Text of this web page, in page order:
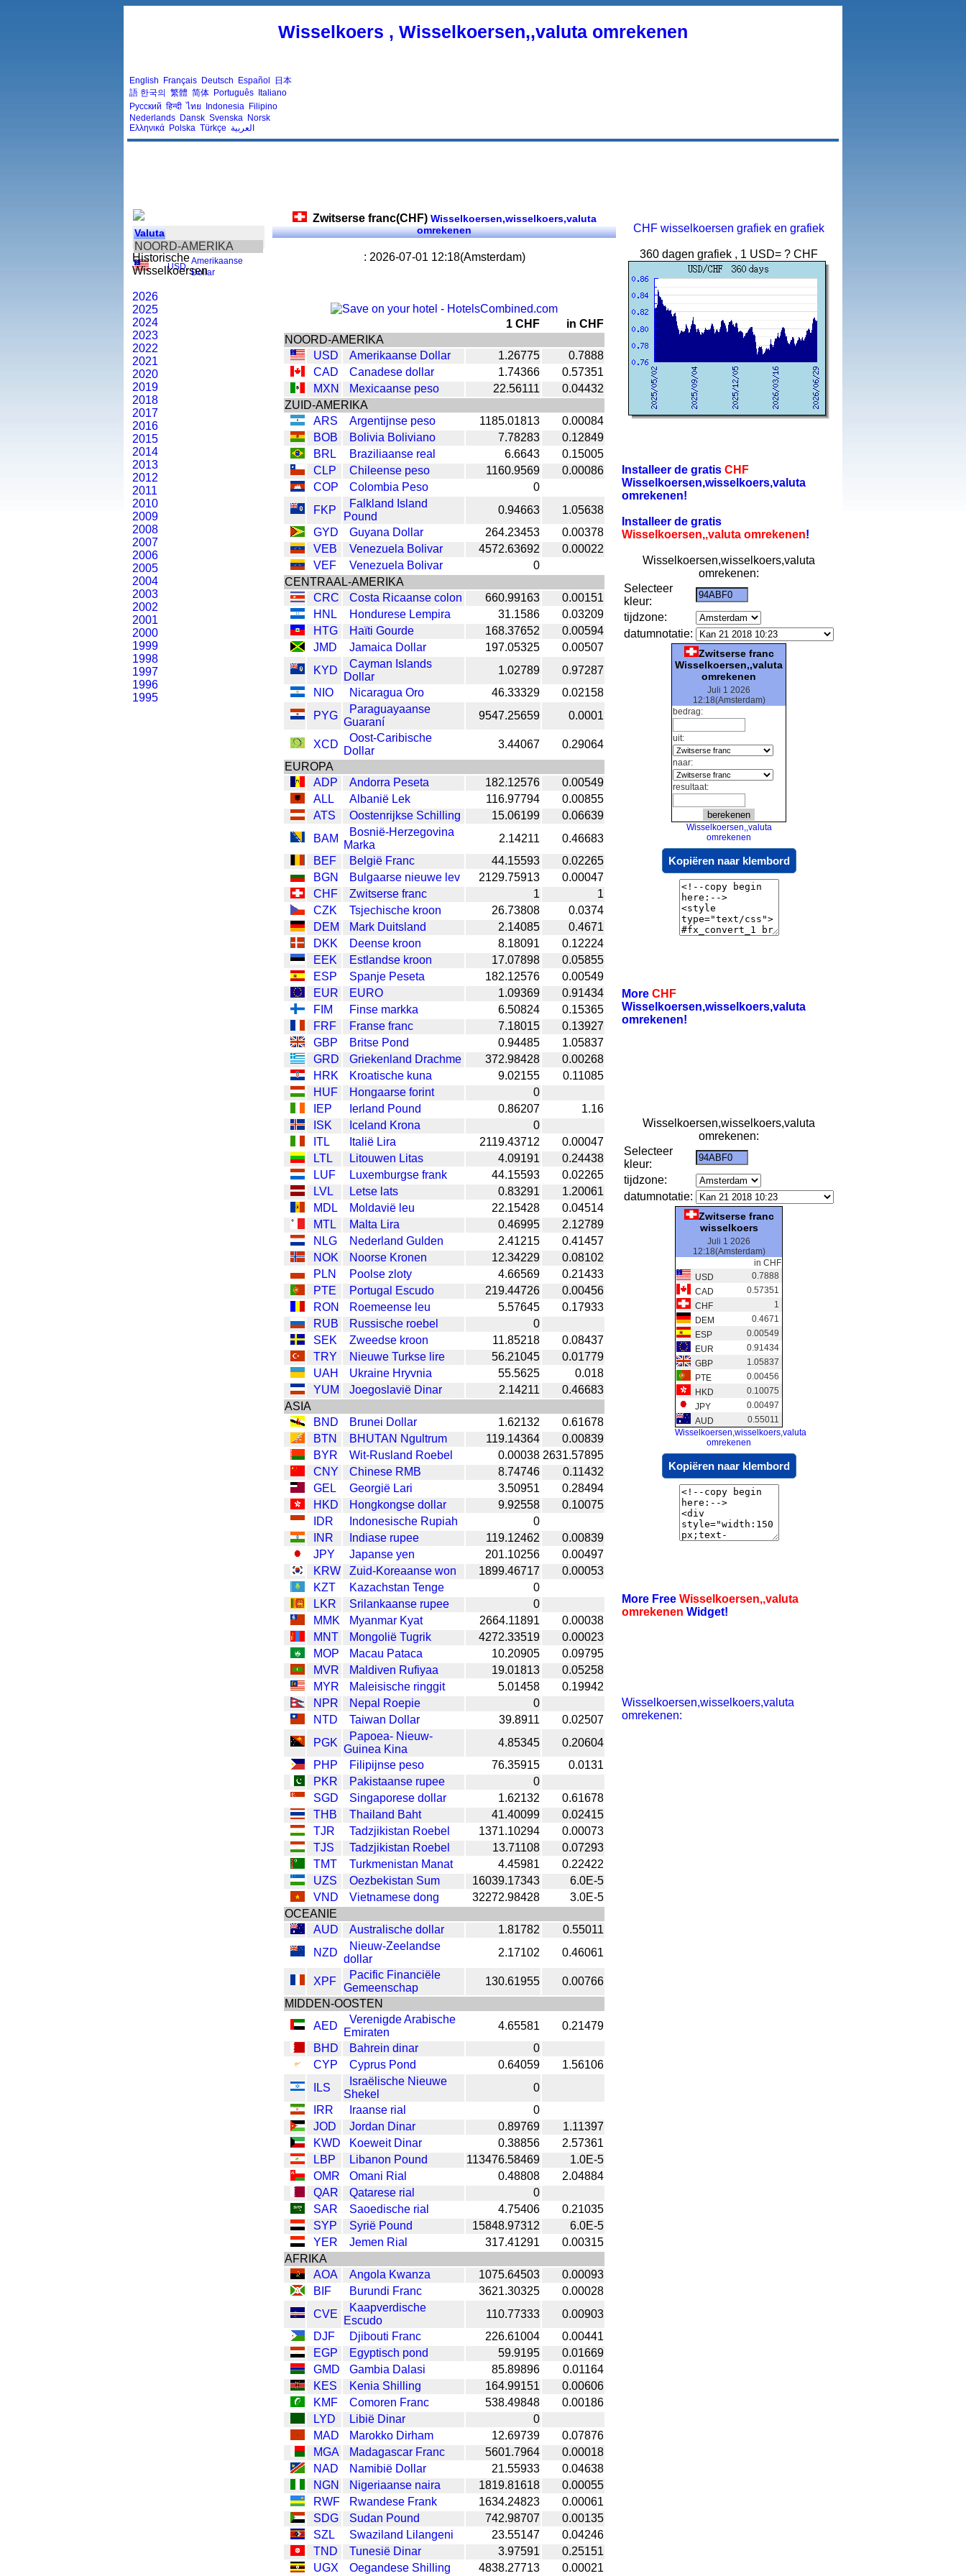
Wisselkoers , Wisselkoersen,,valuta omrekenen
English Français Deutsch Español
日本
語 한국의 繁體 简体 Português Italiano
Русский हिन्दी ไทย Indonesia Filipino
Nederlands Dansk Svenska Norsk
Ελληνικά Polska Türkçe العربية
Valuta
NOORD-AMERIKA
USD,
Amerikaanse
Dollar
Historische
Wisselkoersen
2026
2025
2024
2023
2022
2021
2020
2019
2018
2017
2016
2015
2014
2013
2012
2011
2010
2009
2008
2007
2006
2005
2004
2003
2002
2001
2000
1999
1998
1997
1996
1995
Zwitserse franc(CHF)Wisselkoersen,wisselkoers,valuta
omrekenen
: 2026-07-01 12:18(Amsterdam)
1 CHF
in CHF
NOORD-AMERIKA
USD
Amerikaanse Dollar 1.26775
0.7888
CAD
Canadese dollar 1.74366
0.57351
MXN
Mexicaanse peso 22.56111
0.04432
ZUID-AMERIKA
ARS
Argentijnse peso 1185.01813
0.00084
BOB
Bolivia Boliviano 7.78283
0.12849
BRL
Braziliaanse real 6.6643
0.15005
CLP
Chileense peso 1160.9569
0.00086
COP
Colombia Peso
0
FKP
Falkland Island
Pound
0.94663
1.05638
GYD
Guyana Dollar 264.23453
0.00378
VEB
Venezuela Bolivar 4572.63692
0.00022
VEF
Venezuela Bolivar
0
CENTRAAL-AMERIKA
CRC
Costa Ricaanse colon 660.99163
0.00151
HNL
Hondurese Lempira 31.1586
0.03209
HTG
Haïti Gourde 168.37652
0.00594
JMD
Jamaica Dollar 197.05325
0.00507
KYD
Cayman Islands
Dollar
1.02789
0.97287
NIO
Nicaragua Oro 46.33329
0.02158
PYG
Paraguayaanse
Guaraní
9547.25659 0.0001
XCD
Oost-Caribische
Dollar
3.44067
0.29064
EUROPA
ADP
Andorra Peseta 182.12576
0.00549
ALL
Albanië Lek 116.97794
0.00855
ATS
Oostenrijkse Schilling 15.06199
0.06639
BAM
Bosnië-Herzegovina
Marka
2.14211
0.46683
BEF
België Franc 44.15593
0.02265
BGN
Bulgaarse nieuwe lev 2129.75913
0.00047
CHF
Zwitserse franc 1
1
CZK
Tsjechische kroon 26.73808
0.0374
DEM
Mark Duitsland 2.14085
0.4671
DKK
Deense kroon 8.18091
0.12224
EEK
Estlandse kroon 17.07898
0.05855
ESP
Spanje Peseta 182.12576
0.00549
EUR
EURO 1.09369
0.91434
FIM
Finse markka 6.50824
0.15365
FRF
Franse franc 7.18015
0.13927
GBP
Britse Pond 0.94485
1.05837
GRD
Griekenland Drachme 372.98428
0.00268
HRK
Kroatische kuna 9.02155
0.11085
HUF
Hongaarse forint
0
IEP
Ierland Pound 0.86207
1.16
ISK
Iceland Krona
0
ITL
Italië Lira 2119.43712
0.00047
LTL
Litouwen Litas 4.09191
0.24438
LUF
Luxemburgse frank 44.15593
0.02265
LVL
Letse lats 0.83291
1.20061
MDL
Moldavië leu 22.15428
0.04514
MTL
Malta Lira 0.46995
2.12789
NLG
Nederland Gulden 2.41215
0.41457
NOK
Noorse Kronen 12.34229
0.08102
PLN
Poolse zloty 4.66569
0.21433
PTE
Portugal Escudo 219.44726
0.00456
RON
Roemeense leu 5.57645
0.17933
RUB
Russische roebel
0
SEK
Zweedse kroon 11.85218
0.08437
TRY
Nieuwe Turkse lire 56.21045
0.01779
UAH
Ukraine Hryvnia 55.5625
0.018
YUM
Joegoslavië Dinar 2.14211
0.46683
ASIA
BND
Brunei Dollar 1.62132
0.61678
BTN
BHUTAN Ngultrum 119.14364
0.00839
BYR
Wit-Rusland Roebel 0.00038 2631.57895
CNY
Chinese RMB 8.74746
0.11432
GEL
Georgië Lari 3.50951
0.28494
HKD
Hongkongse dollar 9.92558
0.10075
IDR
Indonesische Rupiah
0
INR
Indiase rupee 119.12462
0.00839
JPY
Japanse yen 201.10256
0.00497
KRW
Zuid-Koreaanse won 1899.46717
0.00053
KZT
Kazachstan Tenge
0
LKR
Srilankaanse rupee
0
MMK
Myanmar Kyat 2664.11891
0.00038
MNT
Mongolië Tugrik 4272.33519
0.00023
MOP
Macau Pataca 10.20905
0.09795
MVR
Maldiven Rufiyaa 19.01813
0.05258
MYR
Maleisische ringgit 5.01458
0.19942
NPR
Nepal Roepie
0
NTD
Taiwan Dollar 39.8911
0.02507
PGK
Papoea- Nieuw-
Guinea Kina
4.85345
0.20604
PHP
Filipijnse peso 76.35915
0.0131
PKR
Pakistaanse rupee
0
SGD
Singaporese dollar 1.62132
0.61678
THB
Thailand Baht 41.40099
0.02415
TJR
Tadzjikistan Roebel 1371.10294
0.00073
TJS
Tadzjikistan Roebel 13.71108
0.07293
TMT
Turkmenistan Manat 4.45981
0.22422
UZS
Oezbekistan Sum 16039.17343
6.0E-5
VND
Vietnamese dong 32272.98428
3.0E-5
OCEANIE
AUD
Australische dollar 1.81782
0.55011
NZD
Nieuw-Zeelandse
dollar
2.17102 0.46061
XPF
Pacific Financiële
Gemeenschap
130.61955
0.00766
MIDDEN-OOSTEN
AED
Verenigde Arabische
Emiraten
4.65581
0.21479
BHD
Bahrein dinar
0
CYP
Cyprus Pond 0.64059
1.56106
ILS
Israëlische Nieuwe
Shekel
0
IRR
Iraanse rial
0
JOD
Jordan Dinar 0.89769
1.11397
KWD
Koeweit Dinar 0.38856
2.57361
LBP
Libanon Pound 113476.58469
1.0E-5
OMR
Omani Rial 0.48808
2.04884
QAR
Qatarese rial
0
SAR
Saoedische rial 4.75406
0.21035
SYP
Syrië Pound 15848.97312
6.0E-5
YER
Jemen Rial 317.41291
0.00315
AFRIKA
AOA
Angola Kwanza 1075.64503
0.00093
BIF
Burundi Franc 3621.30325
0.00028
CVE
Kaapverdische
Escudo
110.77333
0.00903
DJF
Djibouti Franc 226.61004
0.00441
EGP
Egyptisch pond 59.9195
0.01669
GMD
Gambia Dalasi 85.89896
0.01164
KES
Kenia Shilling 164.99151
0.00606
KMF
Comoren Franc 538.49848
0.00186
LYD
Libië Dinar
0
MAD
Marokko Dirham 12.69739
0.07876
MGA
Madagascar Franc 5601.7964
0.00018
NAD
Namibië Dollar 21.55933
0.04638
NGN
Nigeriaanse naira 1819.81618
0.00055
RWF
Rwandese Frank 1634.24823
0.00061
SDG
Sudan Pound 742.98707
0.00135
SZL
Swaziland Lilangeni 23.55147
0.04246
TND
Tunesië Dinar 3.97591
0.25151
UGX
Oegandese Shilling 4838.27713 0.00021
CHF wisselkoersen grafiek en grafiek
360 dagen grafiek , 1 USD= ? CHF
Installeer de gratis CHF
Wisselkoersen,wisselkoers,valuta
omrekenen!
Installeer de gratis
Wisselkoersen,,valuta omrekenen!
Wisselkoersen,wisselkoers,valuta
omrekenen:
Selecteer
kleur:
tijdzone:
datumnotatie:
Zwitserse franc
Wisselkoersen,,valuta
omrekenen
Juli 1 2026
12:18(Amsterdam)
bedrag:
uit:
naar:
resultaat:
Wisselkoersen,,valuta
omrekenen
Kopiëren naar klembord
More CHF
Wisselkoersen,wisselkoers,valuta
omrekenen!
Wisselkoersen,wisselkoers,valuta
omrekenen:
Selecteer
kleur:
tijdzone:
datumnotatie:
Zwitserse franc
wisselkoers
Juli 1 2026
12:18(Amsterdam)
in CHF
USD
0.7888
CAD
0.57351
CHF
1
DEM
0.4671
ESP
0.00549
EUR
0.91434
GBP
1.05837
PTE
0.00456
HKD
0.10075
JPY
0.00497
AUD
0.55011
Wisselkoersen,wisselkoers,valuta
omrekenen
Kopiëren naar klembord
More Free Wisselkoersen,,valuta
omrekenen Widget!
Wisselkoersen,wisselkoers,valuta
omrekenen: